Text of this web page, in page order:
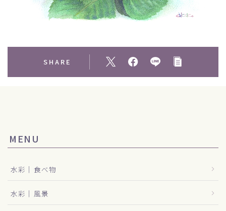
SHARE
MENU
水彩｜食べ物
水彩｜風景